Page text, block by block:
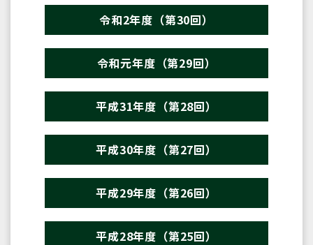
令和2年度（第30回）
令和元年度（第29回）
平成31年度（第28回）
平成30年度（第27回）
平成29年度（第26回）
平成28年度（第25回）